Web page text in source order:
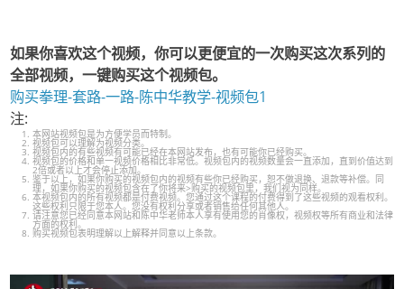
如果你喜欢这个视频，你可以更便宜的一次购买这次系列的
全部视频，一键购买这个视频包。
购买拳理-套路-一路-陈中华教学-视频包1
注:
本网站视频包是为方便学员而特制。
视频包可以理解为视频分类。
视频包内的有些视频有可能已经在本网站发布，也有可能你已经购买。
视频包的价格和单一视频价格相比非常低。视频包内的视频数量会一直添加，直到价值达到
2倍或者以上才会停止添加。
鉴于以上，如果你购买的视频包内的视频有些你已经购买，恕不做退换、退款等补偿。同
理，如果你购买的视频包含在了你将来>购买的视频包里，我们视为同样。
本视频包内的所有视频都是付费视频。您通过这个课程的付费得到了这些视频的观看权利。
这些权利只限于您本人。您没有权利分享或者销售给任何其他人。
请注意您已经同意本网站和陈中华老师本人享有使用您的肖像权，视频权等所有商业和法律
方面的权利。
购买视频包表明理解以上解释并同意以上条款。